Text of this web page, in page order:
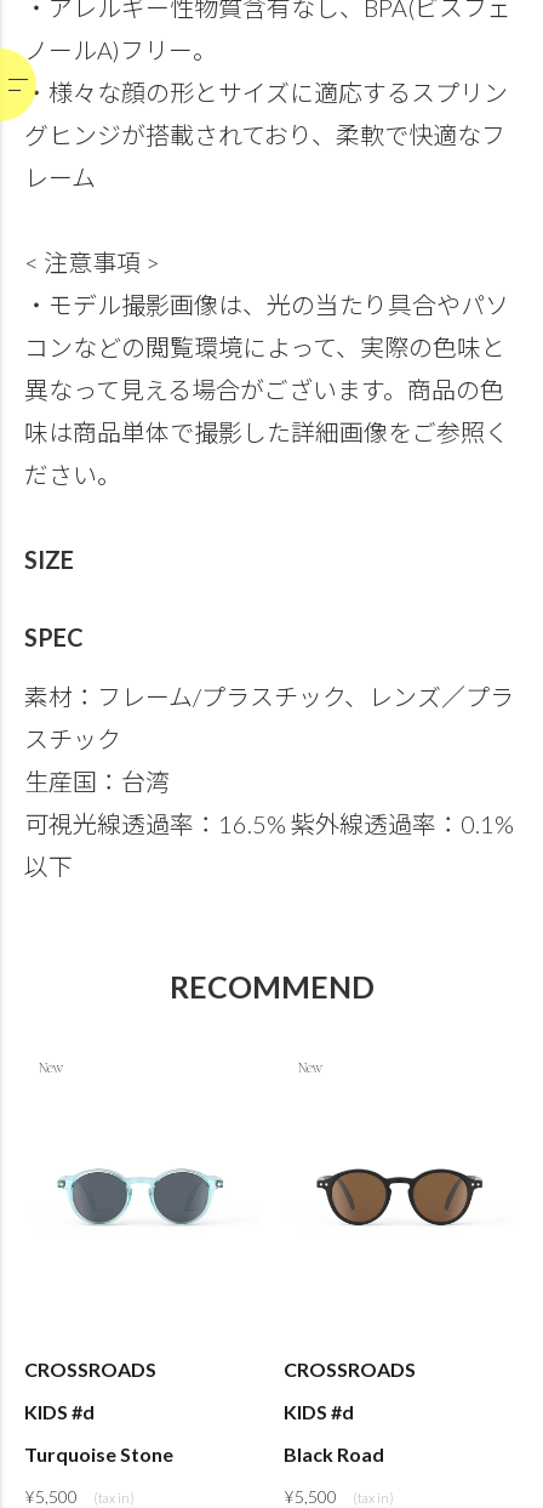
・アレルギー性物質含有なし、BPA(ビスフェ
ノールA)フリー。
・様々な顔の形とサイズに適応するスプリン
グヒンジが搭載されており、柔軟で快適なフ
レーム
< 注意事項 >
・モデル撮影画像は、光の当たり具合やパソ
コンなどの閲覧環境によって、実際の色味と
異なって見える場合がございます。商品の色
味は商品単体で撮影した詳細画像をご参照く
ださい。
SIZE
SPEC
素材：フレーム/プラスチック、レンズ／プラ
スチック
生産国：台湾
可視光線透過率：16.5% 紫外線透過率：0.1%
以下
RECOMMEND
CROSSROADS
KIDS #d
Turquoise Stone
¥5,500
CROSSROADS
KIDS #d
Black Road
¥5,500